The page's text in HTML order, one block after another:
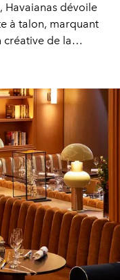
Havaianas dévoile
à talon, marquant
créative de la